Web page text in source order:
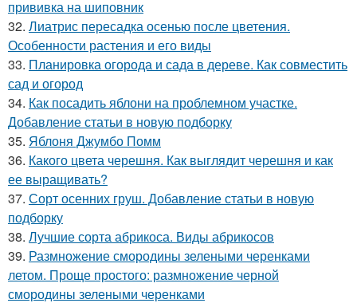
прививка на шиповник
32. Лиатрис пересадка осенью после цветения.
Особенности растения и его виды
33. Планировка огорода и сада в дереве. Как совместить
сад и огород
34. Как посадить яблони на проблемном участке.
Добавление статьи в новую подборку
35. Яблоня Джумбо Помм
36. Какого цвета черешня. Как выглядит черешня и как
ее выращивать?
37. Сорт осенних груш. Добавление статьи в новую
подборку
38. Лучшие сорта абрикоса. Виды абрикосов
39. Размножение смородины зелеными черенками
летом. Проще простого: размножение черной
смородины зелеными черенками